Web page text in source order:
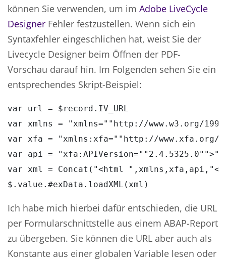
können Sie verwenden, um im Adobe LiveCycle
Designer Fehler festzustellen. Wenn sich ein
Syntaxfehler eingeschlichen hat, weist Sie der
Livecycle Designer beim Öffnen der PDF-
Vorschau darauf hin. Im Folgenden sehen Sie ein
entsprechendes Skript-Beispiel:
var url = $record.IV_URL
var xmlns = "xmlns=""http://www.w3.org/
var xfa = "xmlns:xfa=""http://www.xfa.org/
var api = "xfa:APIVersion=""2.4.5325.0"">"
var xml = Concat("<html
$.value.#exData.loadXML(xml)
Ich habe mich hierbei dafür entschieden, die URL
per Formularschnittstelle aus einem ABAP-Report
zu übergeben. Sie können die URL aber auch als
Konstante aus einer globalen Variable lesen oder